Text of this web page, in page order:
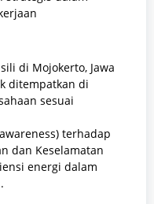
di Mojokerto, Jawa
ditempatkan di
sesuai
terhadap
dan Keselamatan
energi dalam